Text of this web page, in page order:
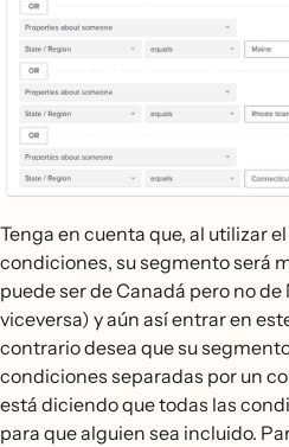
Tenga en cuenta que, al utilizar
condiciones, su segmento será
puede ser de Canadá pero no
viceversa) y aún así entrar en
contrario desea que su
condiciones separadas por un
está diciendo que todas las
para que alguien sea incluido.